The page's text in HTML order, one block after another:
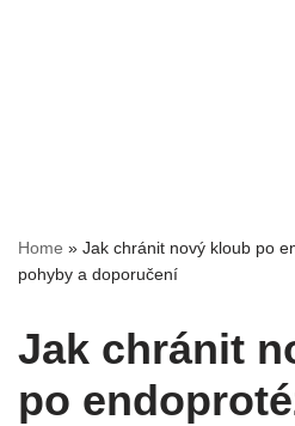
Home » Jak chránit nový kloub po
pohyby a doporučení
Jak chránit
po